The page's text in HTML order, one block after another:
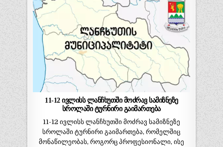
11-12 ივლისს ლანჩხუთში მოძრავ სამიზნეზე
სროლაში ტურნირი გაიმართება
11-12 ივლისს ლანჩხუთში მოძრავ სამიზნეზე
სროლაში ტურნირი გაიმართება, რომელშიც
მონაწილეობას, როგორც პროფესიონალი, ისე